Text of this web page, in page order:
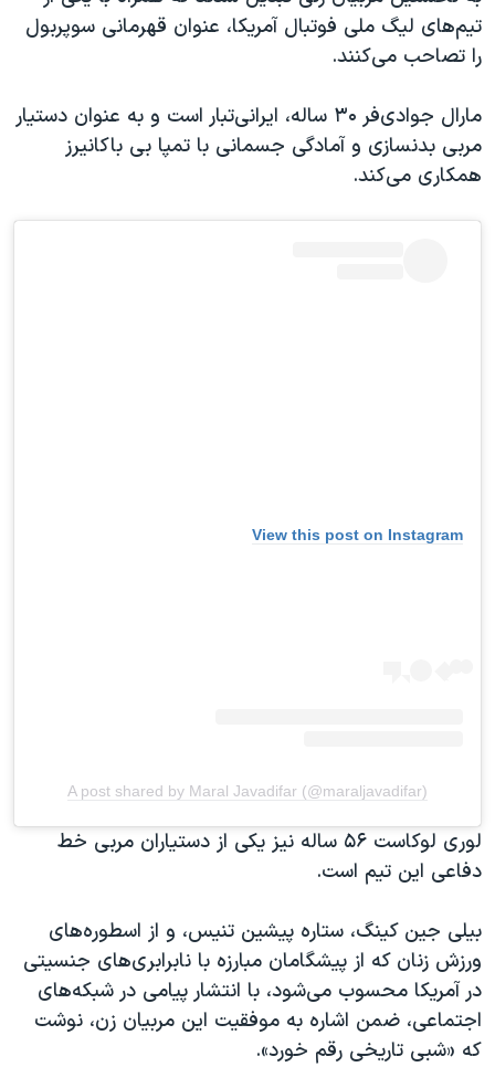
نرگس محمدی برنده جایزه نوبل صلح
صفحه‌های ویژه
سفر پرزیدنت ترامپ به چین
تیم‌های لیگ ملی فوتبال آمریکا، عنوان قهرمانی سوپربول
را تصاحب می‌کنند.
مارال جوادی‌فر ۳۰ ساله، ایرانی‌تبار است و به عنوان دستیار
مربی بدنسازی و آمادگی جسمانی با تمپا بی باکانیرز
همکاری می‌کند.
View this post on Instagram
A post shared by Maral Javadifar (@maraljavadifar)
لوری لوکاست ۵۶ ساله نیز یکی از دستیاران مربی خط
دفاعی این تیم است.
بیلی جین کینگ، ستاره پیشین تنیس، و از اسطوره‌های
ورزش زنان که از پیشگامان مبارزه با نابرابری‌های جنسیتی
در آمریکا محسوب می‌شود، با انتشار پیامی در شبکه‌های
اجتماعی، ضمن اشاره به موفقیت این مربیان زن، نوشت
که «شبی تاریخی‌ رقم خورد».